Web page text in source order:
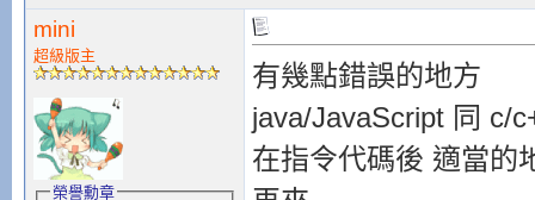
functionmove1(
tlayer=eval(
if (tlayer.top
tlayer.top =0
setTimeout(
setTimeout
mini
超級版主
榮譽勳章
有幾點錯誤的地方
java/JavaScript 同 c/
在指令代碼後 適當的